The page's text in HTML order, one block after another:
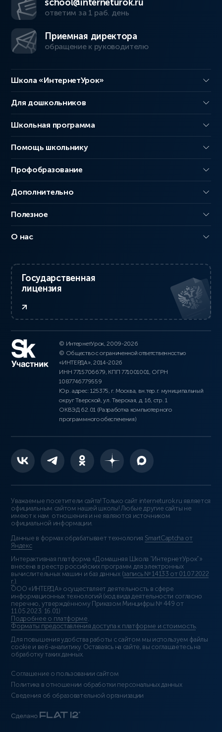
school@interneturok.ru
ответим за 1 раб. день
Приемная директора
обращение к руководителю
Школа «ИнтернетУрок»
Для дошкольников
Школьная программа
Помощь школьнику
Профобразование
Дополнительно
Полезное
О нас
Государственная
лицензия
© ИнтернетУрок, 2009-2026
© Общество с ограниченной ответственностью
«ИНТЕРДА», 2014-2026
ИНН 7715706679, КПП 771001001, ОГРН
1087746779559
Юр. адрес: 125375, г. Москва, вн.тер.г. муниципальный
округ Тверской, ул. Тверская, д. 16, стр. 1
ОКВЭД 62.01 (Разработка компьютерного
программного обеспечения)
Уважаемые посетители сайта! Только сайт interneturok.ru является
официальным сайтом нашей школы! Любые другие сайты не
имеют к нам отношения и не являются источником
официальной информации.
Данные в формах обрабатывает технология SmartCaptcha от
Яндекс
Интерактивная платформа «Домашняя Школа “ИнтернетУрок”»
внесена в реестр российских программ для электронных
вычислительных машин и баз данных (запись № 14133 от 01.07.2022
г.).
ООО «ИНТЕРДА» осуществляет деятельность в сфере
информационных технологий (код вида деятельности согласно
перечню, утверждённому Приказом Минцифры № 449 от
11.05.2023: 16.01)
Подробнее о платформе.
Форматы предоставления доступа к платформе и стоимость.
Для повышения удобства работы с сайтом мы используем файлы
cookie и веб-аналитику. Оставаясь на сайте, вы соглашаетесь на
обработку таких данных.
Соглашение о пользовании сайтом
Политика в отношении обработки персональных данных
Сведения об образовательной организации